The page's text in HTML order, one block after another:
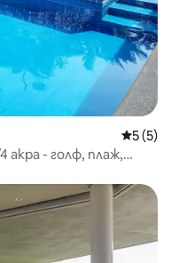
Средна
5 (5)
- голф, плаж,